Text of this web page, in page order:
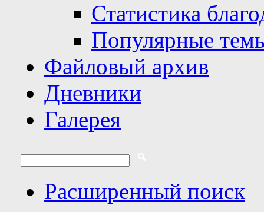
Статистика
Популярные
Файловый архив
Дневники
Галерея
Расширенный поиск